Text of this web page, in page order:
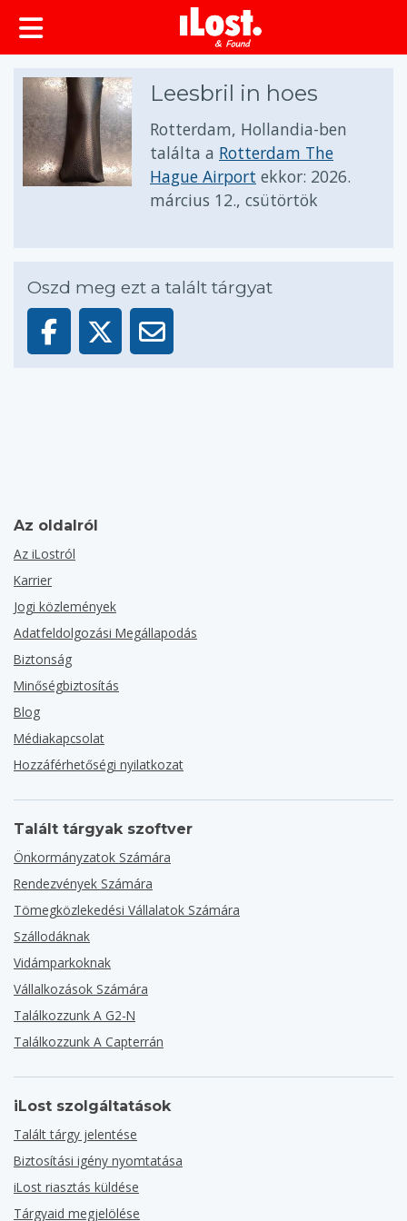
Leesbril in hoes
Rotterdam, Hollandia-ben
találta a Rotterdam The
Hague Airport ekkor: 2026.
március 12., csütörtök
Oszd meg ezt a talált tárgyat
Az oldalról
Az iLostról
Karrier
Jogi közlemények
Adatfeldolgozási Megállapodás
Biztonság
Minőségbiztosítás
Blog
Médiakapcsolat
Hozzáférhetőségi nyilatkozat
Talált tárgyak szoftver
Önkormányzatok Számára
Rendezvények Számára
Tömegközlekedési Vállalatok Számára
Szállodáknak
Vidámparkoknak
Vállalkozások Számára
Találkozzunk A G2-N
Találkozzunk A Capterrán
iLost szolgáltatások
Talált tárgy jelentése
Biztosítási igény nyomtatása
iLost riasztás küldése
Tárgyaid megjelölése